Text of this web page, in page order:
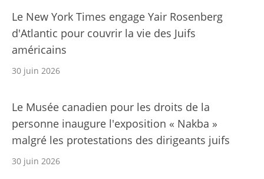
Le New York Times engage Yair Rosenberg
d'Atlantic pour couvrir la vie des Juifs
américains
30 juin 2026
Le Musée canadien pour les droits de la
personne inaugure l'exposition « Nakba »
malgré les protestations des dirigeants juifs
30 juin 2026